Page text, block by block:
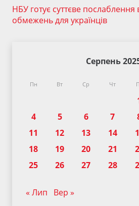
НБУ готує суттєве
обмежень для українців
Серпень
Пн Вт Ср Чт
4
5 6 7
11
12 13 14
18
19 20 21
25
26 27 28
« Лип Вер »